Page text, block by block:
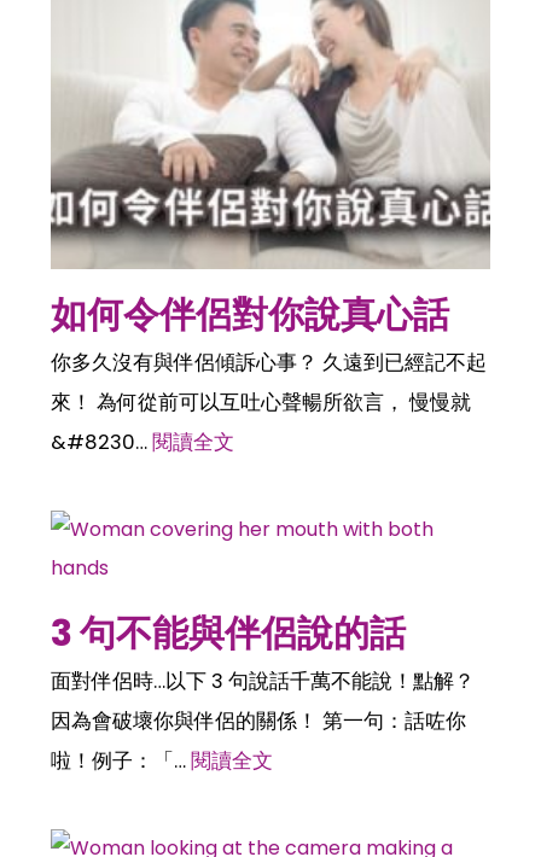
如何令伴侶對你說真心話
你多久沒有與伴侶傾訴心事？ 久遠到已經記不起
來！ 為何從前可以互吐心聲暢所欲言， 慢慢就
&#8230…閱讀全文
3 句不能與伴侶說的話
面對伴侶時…以下 3 句說話千萬不能說！點解？
因為會破壞你與伴侶的關係！ 第一句：話咗你
啦！例子：「…閱讀全文